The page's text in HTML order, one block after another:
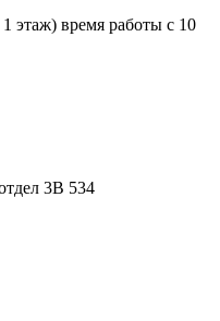
этаж) время работы с 10
3В 534